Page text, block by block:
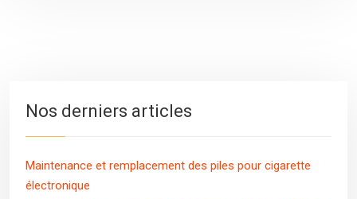
Nos derniers articles
Maintenance et remplacement des piles pour cigarette
électronique